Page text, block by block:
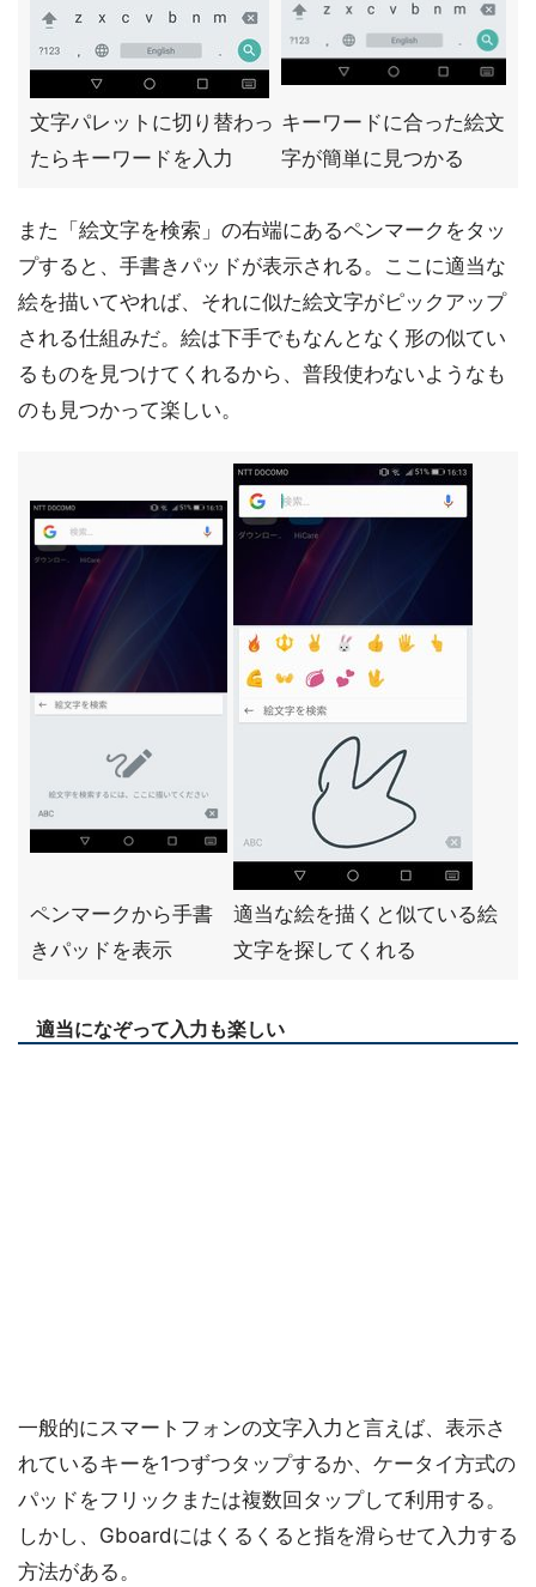
文字パレットに切り替わっ
たらキーワードを入力
キーワードに合った絵文
字が簡単に見つかる
また「絵文字を検索」の右端にあるペンマークをタッ
プすると、手書きパッドが表示される。ここに適当な
絵を描いてやれば、それに似た絵文字がピックアップ
される仕組みだ。絵は下手でもなんとなく形の似てい
るものを見つけてくれるから、普段使わないようなも
のも見つかって楽しい。
ペンマークから手書
きパッドを表示
適当な絵を描くと似ている絵
文字を探してくれる
適当になぞって入力も楽しい
一般的にスマートフォンの文字入力と言えば、表示さ
れているキーを1つずつタップするか、ケータイ方式の
パッドをフリックまたは複数回タップして利用する。
しかし、Gboardにはくるくると指を滑らせて入力する
方法がある。